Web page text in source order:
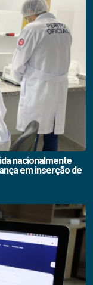
nacionalmente
em inserção de